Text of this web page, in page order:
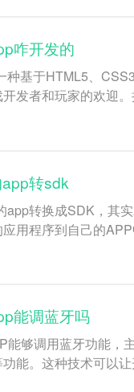
咋开发的
种基于HTML5、
发者和玩家的欢迎
转sdk
app转换成SDK，其
用程序到自己的
能调蓝牙吗
能够调用蓝牙功能，
能。这种技术可以